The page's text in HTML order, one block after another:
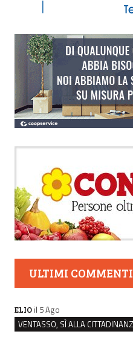
ULTIMI COMMENTI
ELIO il 5 Ago